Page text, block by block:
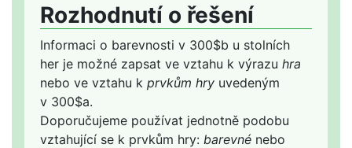
Rozhodnutí o řešení
Informaci o barevnosti v 300$b u stolních
her je možné zapsat ve vztahu k výrazu hra
nebo ve vztahu k prvkům hry uvedeným
v 300$a.
Doporučujeme používat jednotně podobu
vztahující se k prvkům hry: barevné nebo